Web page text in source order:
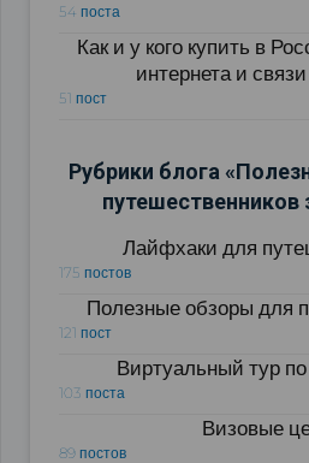
54 поста
Как и у кого купить в
интернета и
51 пост
Рубрики блога
путешественников
Лайфхаки для
175 постов
Полезные обзоры для
121 пост
Виртуальный тур
103 поста
Визовые
89 постов